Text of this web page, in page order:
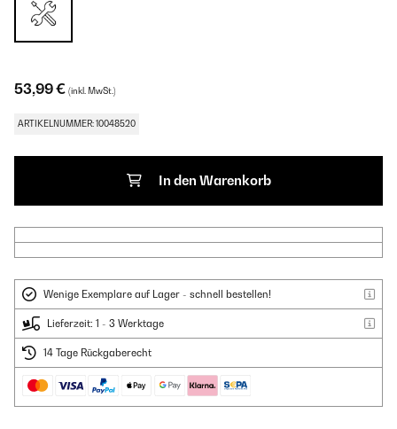
53,99 € (inkl. MwSt.)
ARTIKELNUMMER: 10048520
In den Warenkorb
Wenige Exemplare auf Lager - schnell bestellen!
Lieferzeit: 1 - 3 Werktage
14 Tage Rückgaberecht